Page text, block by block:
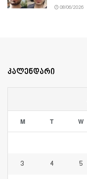
08/06/2026
კალენდარი
M T W
3 4 5